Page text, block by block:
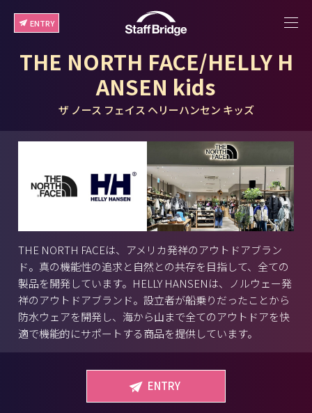
ENTRY
THE NORTH FACE/HELLY H
ANSEN kids
ザ ノース フェイス ヘリーハンセン キッズ
THE NORTH FACEは、アメリカ発祥のアウトドアブラン
ド。真の機能性の追求と自然との共存を目指して、全ての
製品を開発しています。HELLY HANSENは、ノルウェー発
祥のアウトドアブランド。設立者が船乗りだったことから
防水ウェアを開発し、海から山まで全てのアウトドアを快
適で機能的にサポートする商品を提供しています。
ENTRY